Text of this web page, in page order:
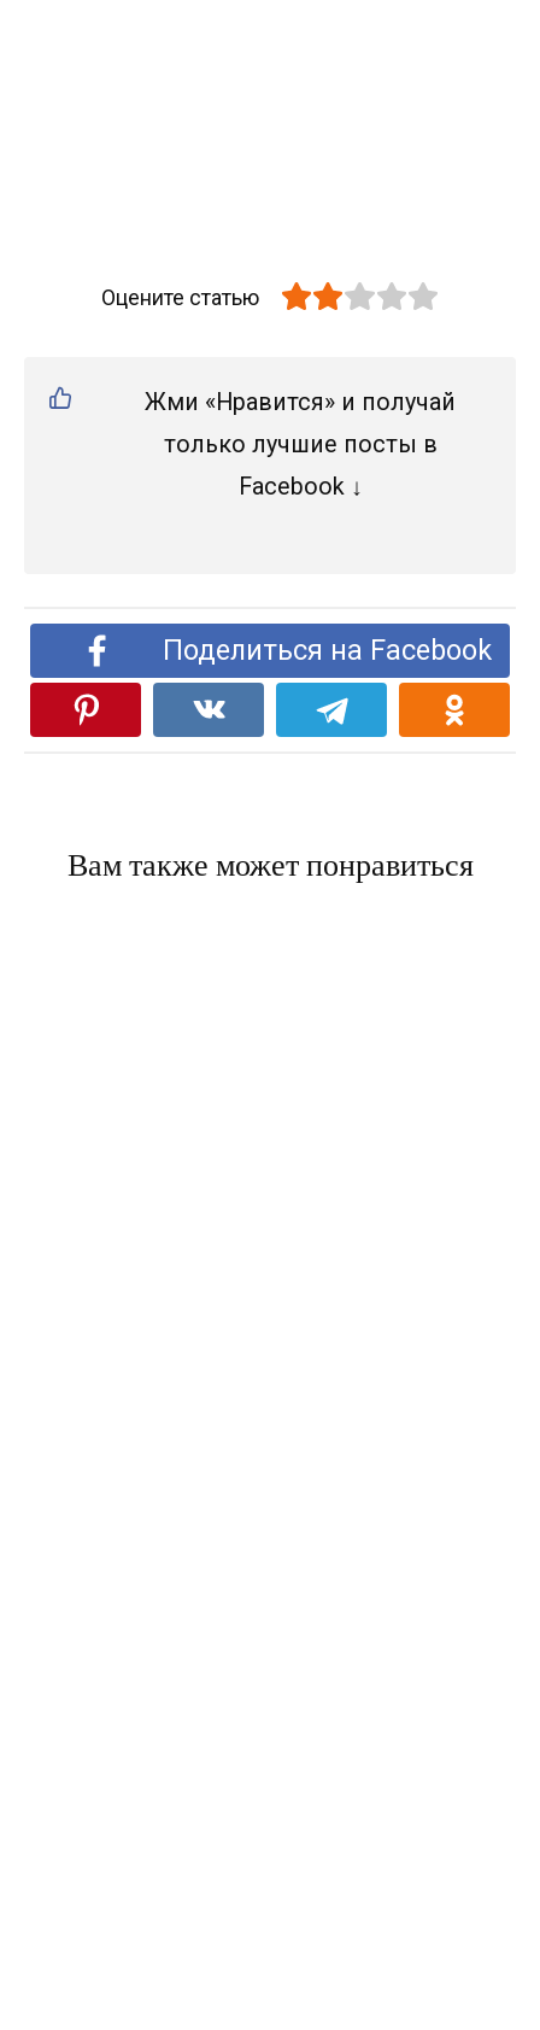
Оцените статью
Жми «Нравится» и получай
только лучшие посты в
Facebook ↓
Поделиться на Facebook
Вам также может понравиться